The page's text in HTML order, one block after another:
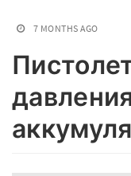
7 MONTHS AGO